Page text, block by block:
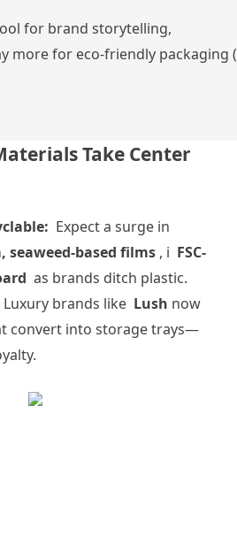
for brand storytelling,
more for eco-friendly packaging (
Take Center
Expect a surge in
seaweed-based films , і FSC-
as brands ditch plastic.
Luxury brands like Lush now
convert into storage trays—